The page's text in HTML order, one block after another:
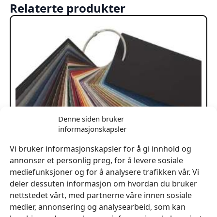
Denne siden bruker
informasjonskapsler
Vi bruker informasjonskapsler for å gi innhold og
annonser et personlig preg, for å levere sosiale
mediefunksjoner og for å analysere trafikken vår. Vi
deler dessuten informasjon om hvordan du bruker
nettstedet vårt, med partnerne våre innen sosiale
medier, annonsering og analysearbeid, som kan
Relaterte produkter